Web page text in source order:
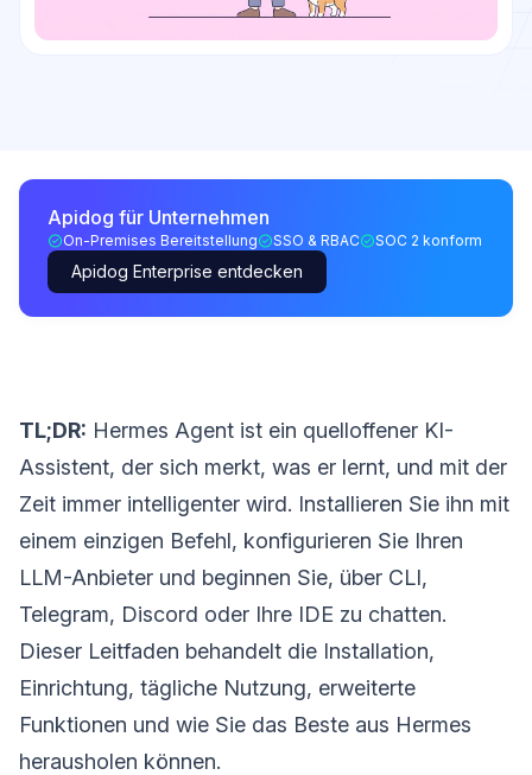
Apidog für Unternehmen
On-Premises Bereitstellung SSO & RBAC SOC 2 konform
Apidog Enterprise entdecken
TL;DR: Hermes Agent ist ein quelloffener KI-
Assistent, der sich merkt, was er lernt, und mit der
Zeit immer intelligenter wird. Installieren Sie ihn mit
einem einzigen Befehl, konfigurieren Sie Ihren
LLM-Anbieter und beginnen Sie, über CLI,
Telegram, Discord oder Ihre IDE zu chatten.
Dieser Leitfaden behandelt die Installation,
Einrichtung, tägliche Nutzung, erweiterte
Funktionen und wie Sie das Beste aus Hermes
herausholen können.